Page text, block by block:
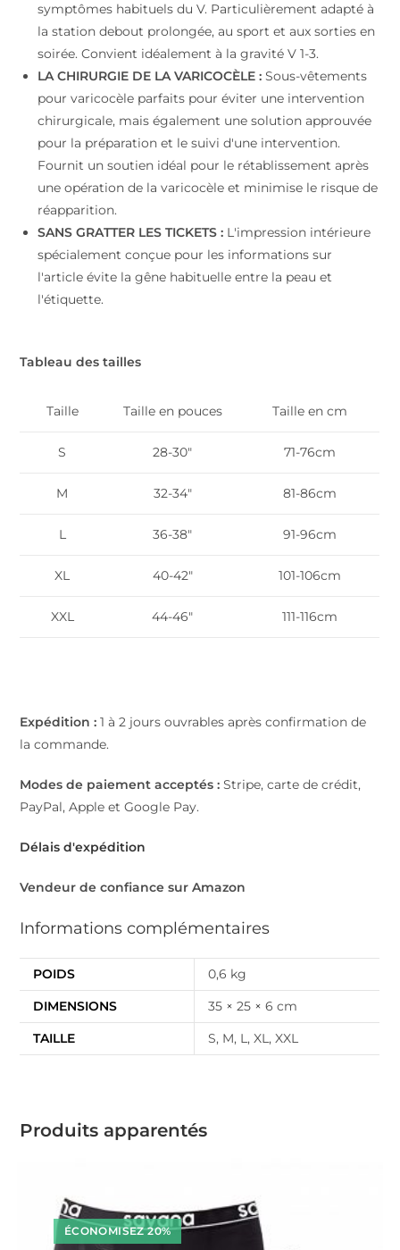
symptômes habituels du V. Particulièrement adapté à
la station debout prolongée, au sport et aux sorties en
soirée. Convient idéalement à la gravité V 1-3.
LA CHIRURGIE DE LA VARICOCÈLE : Sous-vêtements
pour varicocèle parfaits pour éviter une intervention
chirurgicale, mais également une solution approuvée
pour la préparation et le suivi d'une intervention.
Fournit un soutien idéal pour le rétablissement après
une opération de la varicocèle et minimise le risque de
réapparition.
SANS GRATTER LES TICKETS : L'impression intérieure
spécialement conçue pour les informations sur
l'article évite la gêne habituelle entre la peau et
l'étiquette.
Tableau des tailles
Taille Taille en pouces Taille en cm
S 28-30″ 71-76cm
M 32-34″ 81-86cm
L 36-38″ 91-96cm
XL 40-42″ 101-106cm
XXL 44-46″ 111-116cm
Expédition : 1 à 2 jours ouvrables après confirmation de
la commande.
Modes de paiement acceptés : Stripe, carte de crédit,
PayPal, Apple et Google Pay.
Délais d'expédition
Vendeur de confiance sur Amazon
Informations complémentaires
POIDS
0,6 kg
DIMENSIONS
35 × 25 × 6 cm
TAILLE
S, M, L, XL, XXL
Produits apparentés
ÉCONOMISEZ 20%